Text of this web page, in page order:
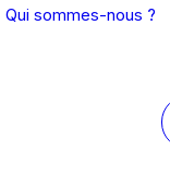
Qui sommes-nous ?